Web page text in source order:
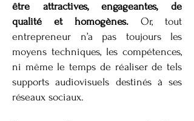
être attractives, engageantes, de
qualité et homogènes. Or, tout
entrepreneur n’a pas toujours les
moyens techniques, les compétences,
ni même le temps de réaliser de tels
supports audiovisuels destinés à ses
réseaux sociaux.